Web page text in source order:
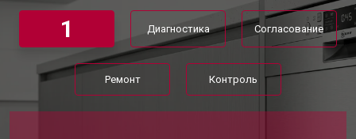
Ремонт или замена пружины дверцы от 1200 ₽ Заказать
Замена платы сенсорного
управления
от 1100 ₽ Заказать
Замена водоприёмника от 2450 ₽ Заказать
1 Диагностика Согласование
Ремонт Контроль